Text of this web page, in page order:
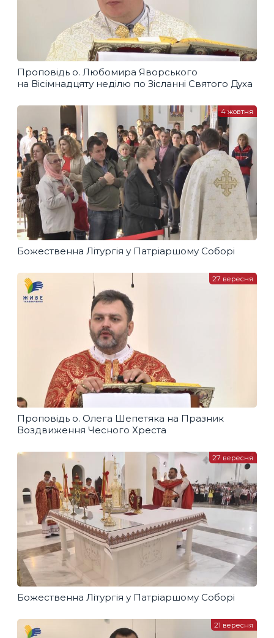
Проповідь о. Любомира Яворського
на Вісімнадцяту неділю по Зісланні Святого Духа
Божественна Літургія у Патріаршому Соборі
4 жовтня
Проповідь о. Олега Шепетяка на Празник
Воздвиження Чесного Хреста
27 вересня
Божественна Літургія у Патріаршому Соборі
27 вересня
21 вересня